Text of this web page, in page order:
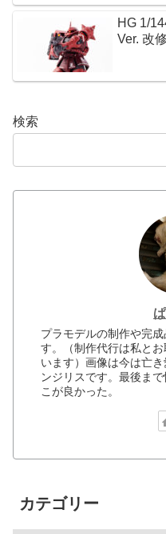
HG 1/
Ver. 改
検索
プラモデルの制作や完
す。（制作代行は私と
います）画像は今は亡
ンジリスです。最後ま
こが良かった。
カテゴリー